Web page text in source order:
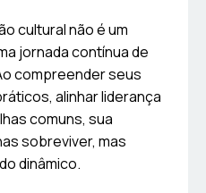
cultural não é um
jornada contínua de
compreender seus
alinhar liderança
comuns, sua
sobreviver, mas
dinâmico.